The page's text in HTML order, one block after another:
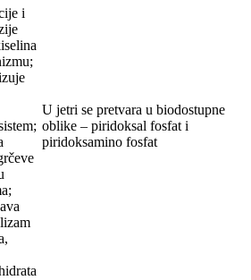
i
U jetri se pretvara u biodostupne
oblike – piridoksal fosfat i
piridoksamino fosfat